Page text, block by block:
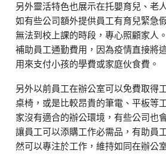
另外靈活特色也展示在托嬰育兒、老
如有些公司額外提供員工有育兒緊急
無法到校上課的時段，專心照顧家人
補助員工通勤費用，因為疫情直接將
用來支付小孩的學費或家庭伙食費。
另外以前員工在辦公室可以免費取得
桌椅，或是比較昂貴的筆電、平板等
家沒有適合的辦公環境，有些公司也
讓員工可以添購工作必需品，有助員
然可以專注於工作，維持如同在辦公